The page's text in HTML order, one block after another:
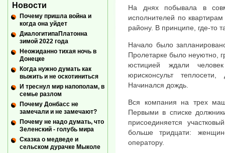
На днях побывала в
исполнителей по
району. В принципе, где-то
Начало было
Пролетарке было неуютно,
юстицией ждали
юрисконсульт
Начинался дождь.
Вся компания на трех
Первыми в списке
присоединяется
больше тридцати:
оператору.
Новости
Почему пришла война и
когда она уйдет
ДиалогитипаПлатонна
зимой 2022 года
Неожиданно тихая ночь в
Донецке
Когда нужно думать как
выжить и не оскотиниться
И треснул мир напополам, в
семье разлом
Почему Донбасс не
замечали и не замечают?
Почему не надо думать, что
Зеленский - голубь мира
Сказка о медведе и
сельском дурачке Мыколе